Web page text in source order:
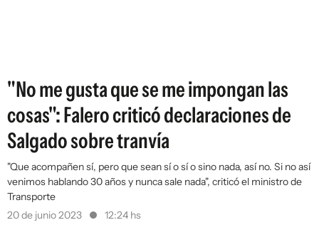
"No me gusta que se me impongan las
cosas": Falero criticó declaraciones de
Salgado sobre tranvía
"Que acompañen sí, pero que sean sí o sí o sino nada, así no. Si no así
venimos hablando 30 años y nunca sale nada", criticó el ministro de
Transporte
20 de junio 2023
12:24 hs